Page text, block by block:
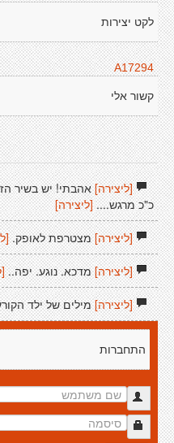
לקט יצירות
A17294
קשור אלי
[ליצירה]אהבתי! יש בשיר
כ"כ מרגש....[ליצירה]
[ליצירה]מצטרפת לאופק.
[ליצירה]מדכא. נוגע. יפה..
[ליצירה]מילים של ילד
התחברות